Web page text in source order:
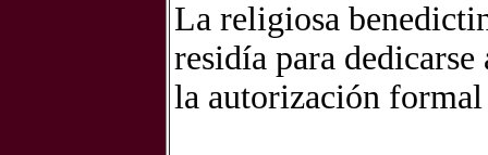
La religiosa
residía para
la autorización formal